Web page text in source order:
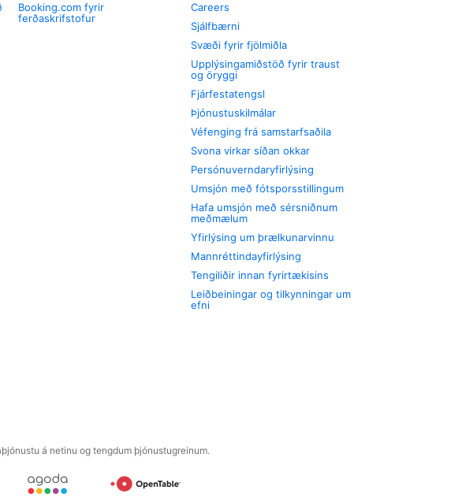
Booking.com fyrir
ferðaskrifstofur
Careers
Sjálfbærni
Svæði fyrir fjölmiðla
Upplýsingamiðstöð fyrir traust
og öryggi
Fjárfestatengsl
Þjónustuskilmálar
Véfenging frá samstarfsaðila
Svona virkar síðan okkar
Persónuverndaryfirlýsing
Umsjón með fótsporsstillingum
Hafa umsjón með sérsniðnum
meðmælum
Yfirlýsing um þrælkunarvinnu
Mannréttindayfirlýsing
Tengiliðir innan fyrirtækisins
Leiðbeiningar og tilkynningar um
efni
á netinu og tengdum þjónustugreinum.